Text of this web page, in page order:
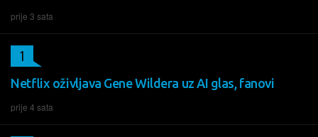
prije 3 sata
Netflix oživljava Gene Wildera uz AI glas, fanovi
prije 4 sata
1